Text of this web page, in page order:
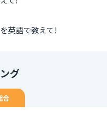
英語で教えて!
グ
合